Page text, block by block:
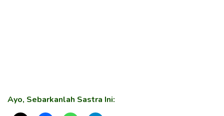
Ayo, Sebarkanlah Sastra Ini: